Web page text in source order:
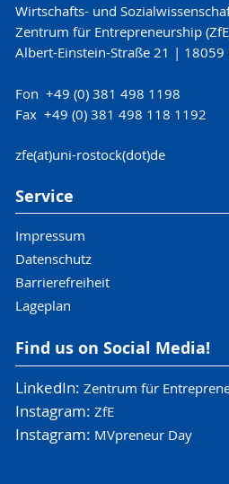
Wirtschafts- und
Zentrum für Entrepreneurship
Albert-Einstein-Straße 21 | 18059
Fon +49 (0) 381 498 1198
Fax +49 (0) 381 498 118 1192
zfe(at)uni-rostock(dot)de
Service
Impressum
Datenschutz
Barrierefreiheit
Lageplan
Find us on Social Media!
LinkedIn: Zentrum für
Instagram: ZfE
Instagram: MVpreneur Day